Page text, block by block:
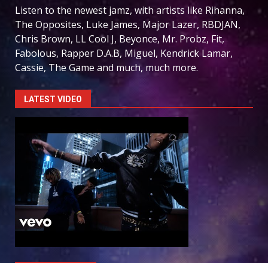
Listen to the newest jamz, with artists like Rihanna,
The Opposites, Luke James, Major Lazer, RBDJAN,
Chris Brown, LL Cool J, Beyonce, Mr. Probz, Fit,
Fabolous, Rapper D.A.B, Miguel, Kendrick Lamar,
Cassie, The Game and much, much more.
LATEST VIDEO